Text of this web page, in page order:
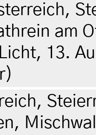
am
13.